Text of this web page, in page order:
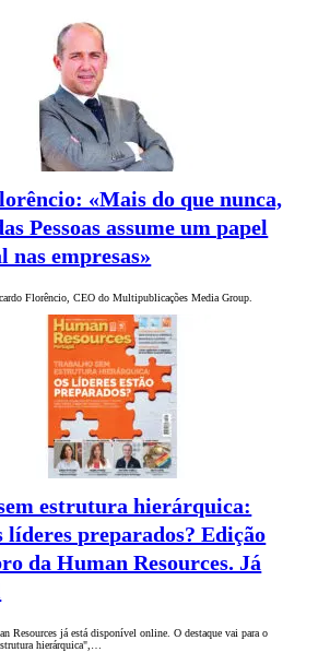
«Mais do que nunca,
Pessoas assume um papel
empresas»
Florêncio, CEO do Multipublicações Media Group.
estrutura hierárquica:
líderes preparados? Edição
da Human Resources. Já
Resources já está disponível online. O destaque vai para o
hierárquica",…